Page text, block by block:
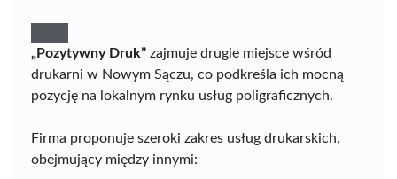
„Pozytywny Druk” zajmuje drugie miejsce wśród
drukarni w Nowym Sączu, co podkreśla ich mocną
pozycję na lokalnym rynku usług poligraficznych.
Firma proponuje szeroki zakres usług drukarskich,
obejmujący między innymi: